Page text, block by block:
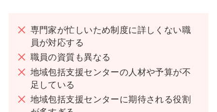
専門家が忙しいため制度に詳しくない職
員が対応する
職員の資質も異なる
地域包括支援センターの人材や予算が不
足している
地域包括支援センターに期待される役割